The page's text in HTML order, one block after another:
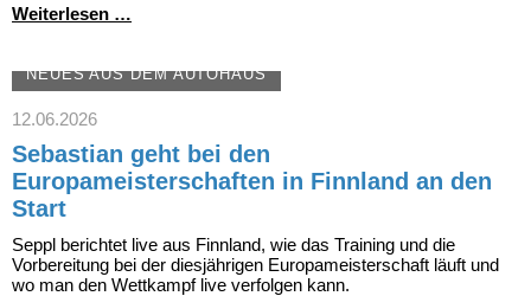
Weiterlesen …
Allgäu
bewegen
Fersch
beim
Rad
120
NEUES AUS DEM AUTOHAUS
12.06.2026
Sebastian geht bei den
Europameisterschaften in Finnland an den
Start
Seppl berichtet live aus Finnland, wie das Training und die
Vorbereitung bei der diesjährigen Europameisterschaft läuft und
wo man den Wettkampf live verfolgen kann.